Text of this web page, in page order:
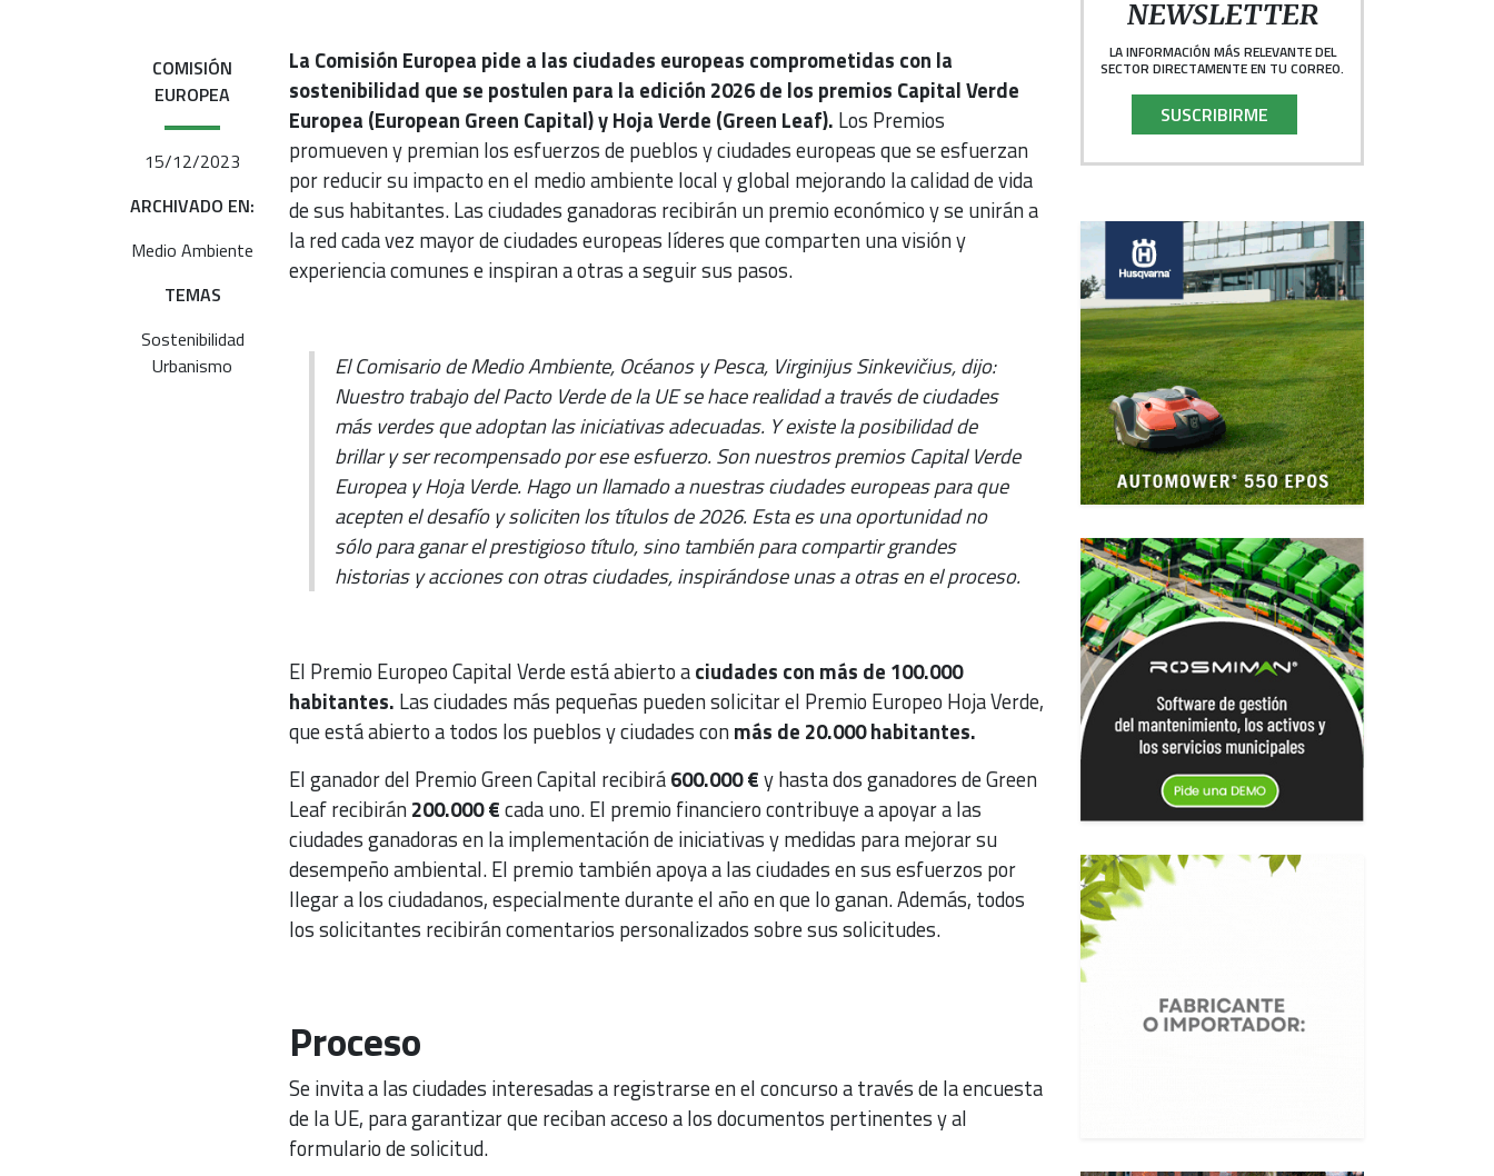
COMISIÓN
EUROPEA
15/12/2023
ARCHIVADO EN:
Medio Ambiente
TEMAS
Sostenibilidad
Urbanismo
La Comisión Europea pide a las ciudades europeas comprometidas con la
sostenibilidad que se postulen para la edición 2026 de los premios Capital Verde
Europea (European Green Capital) y Hoja Verde (Green Leaf). Los Premios
promueven y premian los esfuerzos de pueblos y ciudades europeas que se esfuerzan
por reducir su impacto en el medio ambiente local y global mejorando la calidad de vida
de sus habitantes. Las ciudades ganadoras recibirán un premio económico y se unirán a
la red cada vez mayor de ciudades europeas líderes que comparten una visión y
experiencia comunes e inspiran a otras a seguir sus pasos.
El Comisario de Medio Ambiente, Océanos y Pesca, Virginijus Sinkevičius, dijo:
Nuestro trabajo del Pacto Verde de la UE se hace realidad a través de ciudades
más verdes que adoptan las iniciativas adecuadas. Y existe la posibilidad de
brillar y ser recompensado por ese esfuerzo. Son nuestros premios Capital Verde
Europea y Hoja Verde. Hago un llamado a nuestras ciudades europeas para que
acepten el desafío y soliciten los títulos de 2026. Esta es una oportunidad no
sólo para ganar el prestigioso título, sino también para compartir grandes
historias y acciones con otras ciudades, inspirándose unas a otras en el proceso.
El Premio Europeo Capital Verde está abierto aciudades con más de 100.000
habitantes. Las ciudades más pequeñas pueden solicitar el Premio Europeo Hoja Verde,
que está abierto a todos los pueblos y ciudades conmás de 20.000 habitantes.
El ganador del Premio Green Capital recibirá600.000 €y hasta dos ganadores de Green
Leaf recibirán200.000 €cada uno. El premio financiero contribuye a apoyar a las
ciudades ganadoras en la implementación de iniciativas y medidas para mejorar su
desempeño ambiental. El premio también apoya a las ciudades en sus esfuerzos por
llegar a los ciudadanos, especialmente durante el año en que lo ganan. Además, todos
los solicitantes recibirán comentarios personalizados sobre sus solicitudes.
Proceso
Se invita a las ciudades interesadas a registrarse en el concurso a través de la encuesta
de la UE, para garantizar que reciban acceso a los documentos pertinentes y al
formulario de solicitud.
NEWSLETTER
LA INFORMACIÓN MÁS RELEVANTE DEL
SECTOR DIRECTAMENTE EN TU CORREO.
SUSCRIBIRME